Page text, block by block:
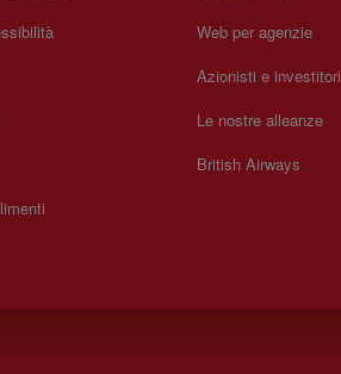
Web per agenzie
Azionisti e investitori
Le nostre alleanze
British Airways